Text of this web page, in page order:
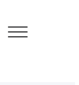
Toggle
navigation